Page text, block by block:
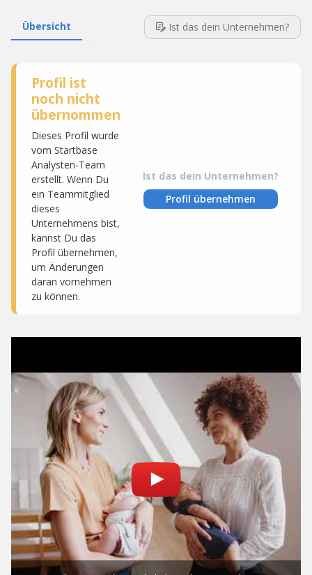
Übersicht Ist das dein Unternehmen?
Profil ist
noch nicht
übernommen
Dieses Profil wurde
vom Startbase
Analysten-Team
erstellt. Wenn Du
ein Teammitglied
dieses
Unternehmens bist,
kannst Du das
Profil übernehmen,
um Änderungen
daran vornehmen
zu können.
Ist das dein Unternehmen?
Profil übernehmen